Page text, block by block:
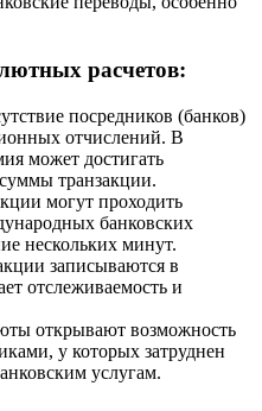
расчетов:
посредников (банков)
отчислений. В
может достигать
транзакции.
могут проходить
банковских
нескольких минут.
записываются в
отслеживаемость и
открывают возможность
у которых затруднен
услугам.